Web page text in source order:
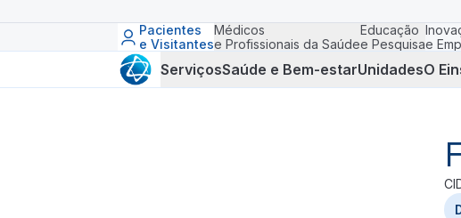
Pacientes
e Visitantes
Médicos
e Profissionais da Saúde
Educação
e Pesquisae
ServiçosSaúde e Bem-estarUnidadesO